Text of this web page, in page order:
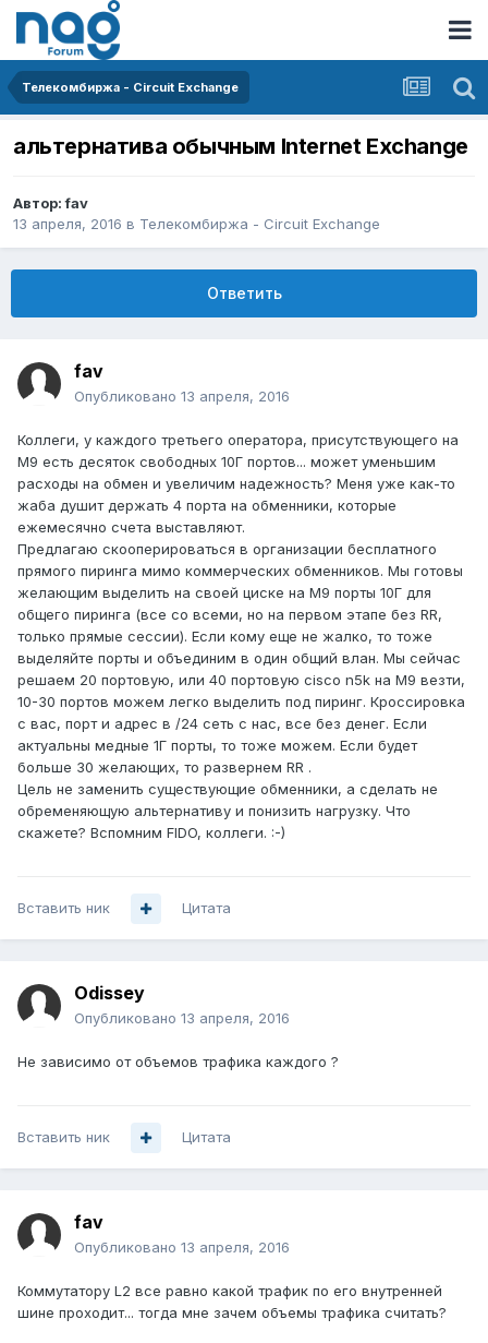
Телекомбиржа - Circuit Exchange
альтернатива обычным Internet Exchange
Автор:fav
13 апреля, 2016 в Телекомбиржа - Circuit Exchange
Ответить
fav
Опубликовано 13 апреля, 2016
Коллеги, у каждого третьего оператора, присутствующего на
М9 есть десяток свободных 10Г портов... может уменьшим
расходы на обмен и увеличим надежность? Меня уже как-то
жаба душит держать 4 порта на обменники, которые
ежемесячно счета выставляют.
Предлагаю скооперироваться в организации бесплатного
прямого пиринга мимо коммерческих обменников. Мы готовы
желающим выделить на своей циске на М9 порты 10Г для
общего пиринга (все со всеми, но на первом этапе без RR,
только прямые сессии). Если кому еще не жалко, то тоже
выделяйте порты и объединим в один общий влан. Мы сейчас
решаем 20 портовую, или 40 портовую cisco n5k на М9 везти,
10-30 портов можем легко выделить под пиринг. Кроссировка
с вас, порт и адрес в /24 сеть с нас, все без денег. Если
актуальны медные 1Г порты, то тоже можем. Если будет
больше 30 желающих, то развернем RR .
Цель не заменить существующие обменники, а сделать не
обременяющую альтернативу и понизить нагрузку. Что
скажете? Вспомним FIDO, коллеги. :-)
Вставить ник Цитата
Odissey
Опубликовано 13 апреля, 2016
Не зависимо от объемов трафика каждого ?
Вставить ник Цитата
fav
Опубликовано 13 апреля, 2016
Коммутатору L2 все равно какой трафик по его внутренней
шине проходит... тогда мне зачем объемы трафика считать?